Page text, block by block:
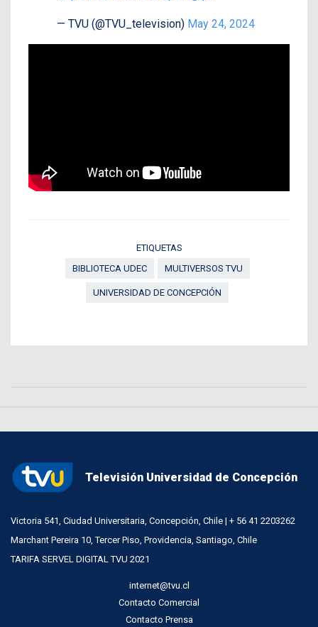
— TVU (@TVU_television) May 24, 2024
ETIQUETAS
BIBLIOTECA UDEC
MULTIVERSOS TVU
UNIVERSIDAD DE CONCEPCIÓN
Televisión Universidad de Concepción
Victoria 541, Ciudad Universitaria, Concepción, Chile | + 56 41 2203262
Marchant Pereira 10, Tercer Piso, Providencia, Santiago, Chile
TARIFA SERVEL DIGITAL TVU 2021
internet@tvu.cl
Contacto Comercial
Contacto Prensa